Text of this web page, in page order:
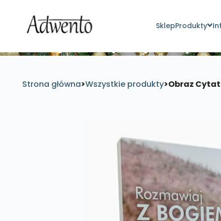
SklepProdukty
Strona główna>Wszystkie produkty>Obraz Cytat